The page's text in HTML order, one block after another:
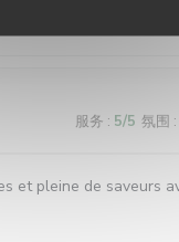
服务 : 5/5 氛围 :
et pleine de saveurs